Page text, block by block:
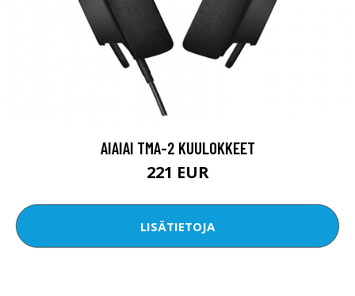
AIAIAI TMA-2 KUULOKKEET
221 EUR
LISÄTIETOJA